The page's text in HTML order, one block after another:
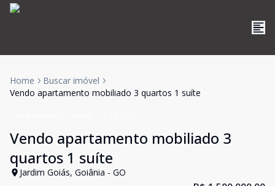
Home
Buscar imóvel
Vendo apartamento mobiliado 3 quartos 1 suíte
Vendo apartamento mobiliado 3
quartos 1 suíte
Jardim Goiás, Goiânia - GO